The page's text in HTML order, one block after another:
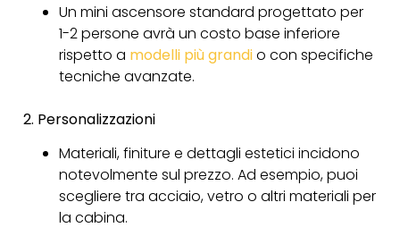
Un mini ascensore standard progettato per
1-2 persone avrà un costo base inferiore
rispetto a modelli più grandio con specifiche
tecniche avanzate.
2. Personalizzazioni
Materiali, finiture e dettagli estetici incidono
notevolmente sul prezzo. Ad esempio, puoi
scegliere tra acciaio, vetro o altri materiali per
la cabina.